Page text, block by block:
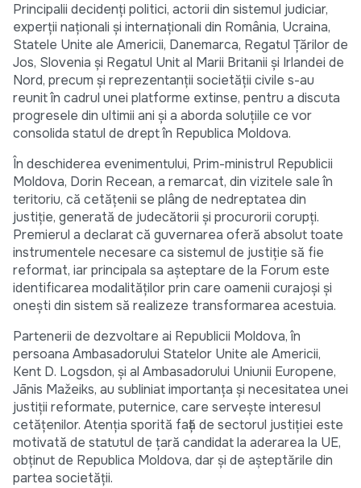
Principalii decidenți politici, actorii din sistemul judiciar,
experții naționali și internaționali din România, Ucraina,
Statele Unite ale Americii, Danemarca, Regatul Țărilor de
Jos, Slovenia și Regatul Unit al Marii Britanii și Irlandei de
Nord, precum și reprezentanții societății civile s-au
reunit în cadrul unei platforme extinse, pentru a discuta
progresele din ultimii ani și a aborda soluțiile ce vor
consolida statul de drept în Republica Moldova.
În deschiderea evenimentului, Prim-ministrul Republicii
Moldova, Dorin Recean, a remarcat, din vizitele sale în
teritoriu, că cetățenii se plâng de nedreptatea din
justiție, generată de judecătorii și procurorii corupți.
Premierul a declarat că guvernarea oferă absolut toate
instrumentele necesare ca sistemul de justiție să fie
reformat, iar principala sa așteptare de la Forum este
identificarea modalităților prin care oamenii curajoși și
onești din sistem să realizeze transformarea acestuia.
Partenerii de dezvoltare ai Republicii Moldova, în
persoana Ambasadorului Statelor Unite ale Americii,
Kent D. Logsdon, și al Ambasadorului Uniunii Europene,
Jānis Mažeiks, au subliniat importanța și necesitatea unei
justiții reformate, puternice, care servește interesul
cetățenilor. Atenția sporită față de sectorul justiției este
motivată de statutul de țară candidat la aderarea la UE,
obținut de Republica Moldova, dar și de așteptările din
partea societății.